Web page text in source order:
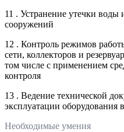
11 . Устранение утечки воды
сооружений
12 . Контроль режимов
сети, коллекторов и
том числе с применением
контроля
13 . Ведение технической
эксплуатации оборудования
Необходимые умения